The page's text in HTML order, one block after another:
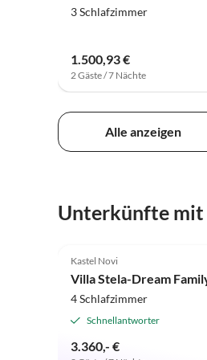
3 Schlafzimmer
1.500,93 €
2 Gäste / 7 Nächte
Alle anzeigen
Unterkünfte mit
Kastel Novi
Villa Stela-Dream
4 Schlafzimmer
Schnellantworter
3.360,- €